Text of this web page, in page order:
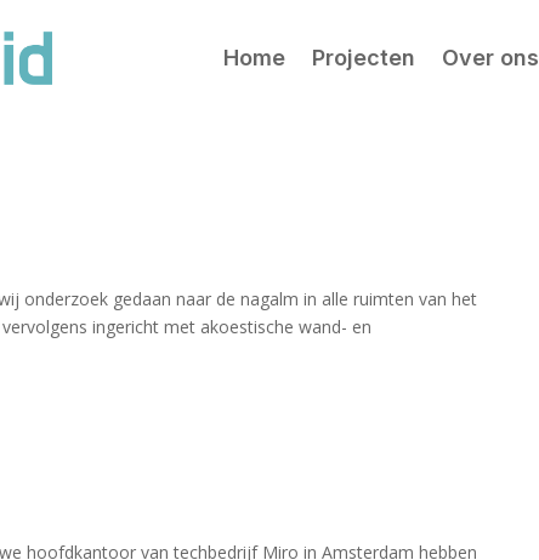
Home Projecten Over ons
onderzoek gedaan naar de nagalm in alle ruimten van het
ingericht met akoestische wand- en
hoofdkantoor van techbedrijf Miro in Amsterdam hebben